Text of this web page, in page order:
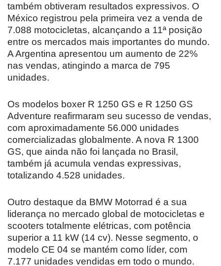
também obtiveram resultados expressivos. O
México registrou pela primeira vez a venda de
7.088 motocicletas, alcançando a 11ª posição
entre os mercados mais importantes do mundo.
A Argentina apresentou um aumento de 22%
nas vendas, atingindo a marca de 795
unidades.
Os modelos boxer R 1250 GS e R 1250 GS
Adventure reafirmaram seu sucesso de vendas,
com aproximadamente 56.000 unidades
comercializadas globalmente. A nova R 1300
GS, que ainda não foi lançada no Brasil,
também já acumula vendas expressivas,
totalizando 4.528 unidades.
Outro destaque da BMW Motorrad é a sua
liderança no mercado global de motocicletas e
scooters totalmente elétricas, com potência
superior a 11 kW (14 cv). Nesse segmento, o
modelo CE 04 se mantém como líder, com
7.177 unidades vendidas em todo o mundo.